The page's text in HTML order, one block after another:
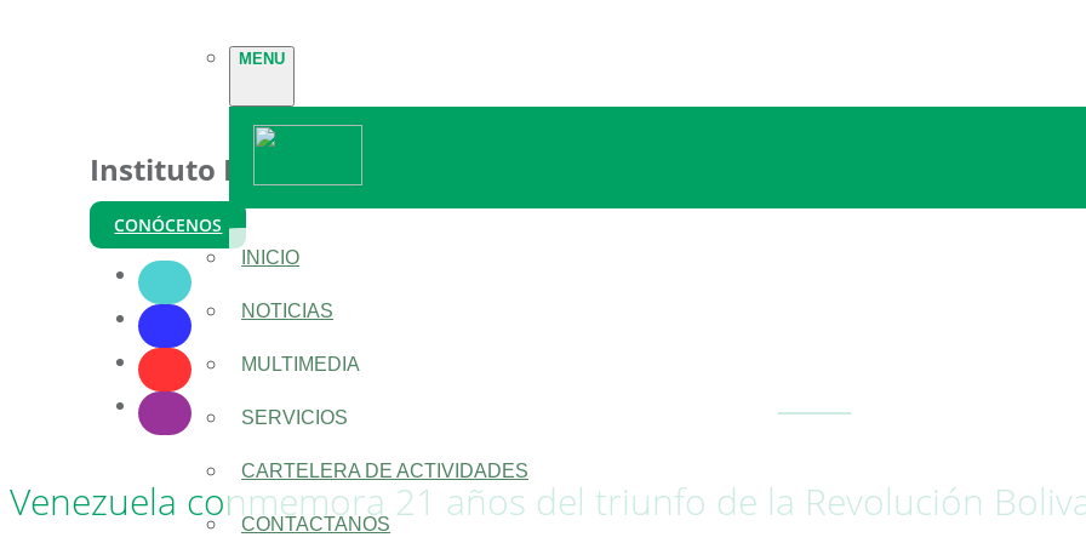
MENU
INICIO
NOTICIAS
MULTIMEDIA
SERVICIOS
CARTELERA DE ACTIVIDADES
CONTACTANOS
Instituto Nacional de Parques
CONÓCENOS
Venezuela conmemora 21 años del triunfo de la Revolución